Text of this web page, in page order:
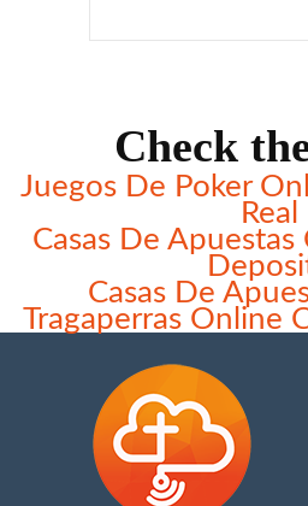
Check
Juegos De Poker
Real
Casas De Apuestas
Casas De
Tragaperras Online